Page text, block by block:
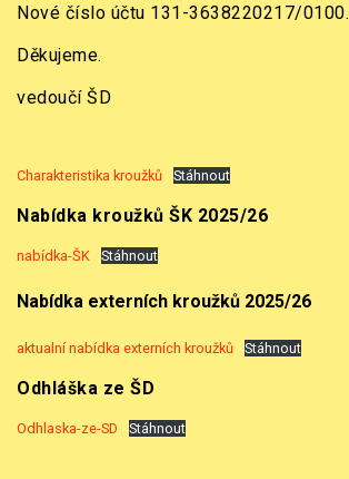
Nové číslo účtu 131-3638220217/0100.
Děkujeme.
vedoučí ŠD
Charakteristika kroužků Stáhnout
Nabídka kroužků ŠK 2025/26
nabídka-ŠK Stáhnout
Nabídka externích kroužků 2025/26
aktualní nabídka externích kroužků Stáhnout
Odhláška ze ŠD
Odhlaska-ze-SD Stáhnout